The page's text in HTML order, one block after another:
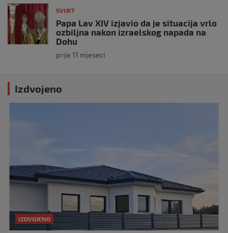
SVIJET
Papa Lav XIV izjavio da je situacija vrlo
ozbiljna nakon izraelskog napada na
Dohu
prije 11 mjeseci
Izdvojeno
IZDVOJENO